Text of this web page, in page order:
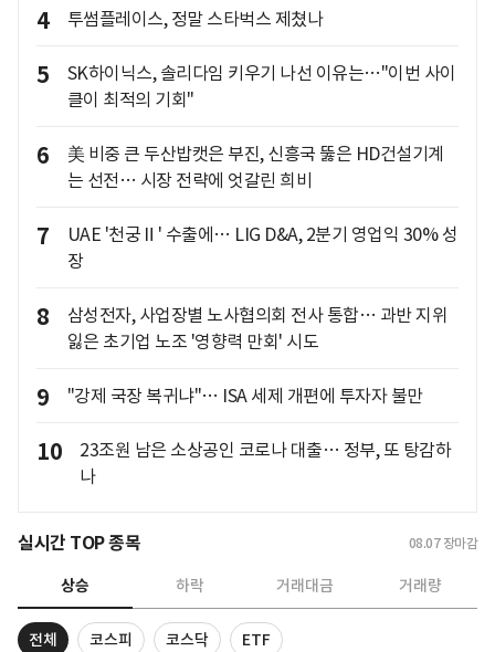
4 투썸플레이스, 정말 스타벅스 제쳤나
5
SK하이닉스, 솔리다임 키우기 나선 이유는…"이번 사이
클이 최적의 기회"
6
美 비중 큰 두산밥캣은 부진, 신흥국 뚫은 HD건설기계
는 선전… 시장 전략에 엇갈린 희비
7
UAE '천궁Ⅱ' 수출에… LIG D&A, 2분기 영업익 30% 성
장
8
삼성전자, 사업장별 노사협의회 전사 통합… 과반 지위
잃은 초기업 노조 '영향력 만회' 시도
9 "강제 국장 복귀냐"… ISA 세제 개편에 투자자 불만
10
23조원 남은 소상공인 코로나 대출… 정부, 또 탕감하
나
실시간 TOP 종목 08.07 장마감
상승 하락 거래대금 거래량
전체 코스피 코스닥 ETF